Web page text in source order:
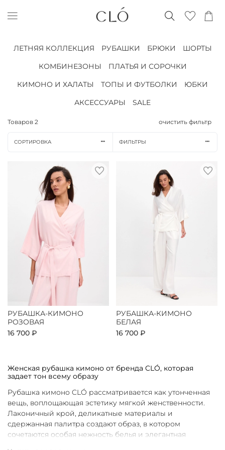
ЛЕТНЯЯ КОЛЛЕКЦИЯ РУБАШКИ БРЮКИ
ШОРТЫ
КОМБИНЕЗОНЫ
ПЛАТЬЯ И СОРОЧКИ
КИМОНО И ХАЛАТЫ
ТОПЫ И ФУТБОЛКИ
ЮБКИ
АКСЕССУАРЫ
SALE
Товаров 2 очистить фильтр
СОРТИРОВКА ФИЛЬТРЫ
РУБАШКА-КИМОНО
РОЗОВАЯ
16 700 ₽
РУБАШКА-КИМОНО
БЕЛАЯ
16 700 ₽
Женская рубашка кимоно от бренда CLÓ, которая
задает тон всему образу
Рубашка кимоно CLÓ рассматривается как утонченная
вещь, воплощающая эстетику мягкой женственности.
Лаконичный крой, деликатные материалы и
сдержанная палитра создают образ, в котором
сочетаются особая нежность белья и элегантная